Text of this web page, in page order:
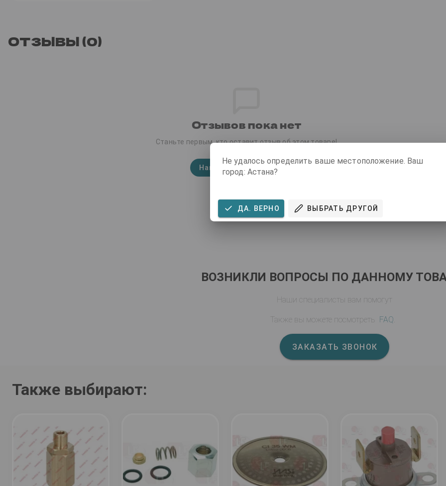
ОТЗЫВЫ (0)
Отзывов пока нет
Станьте первым, кто оставит отзыв об этом товаре!
Написать первый отзыв
ВОЗНИКЛИ ВОПРОСЫ ПО ДАННОМУ
Наши специалисты вам помогут
Также вы можете посмотреть FAQ.
ЗАКАЗАТЬ ЗВОНОК
Также выбирают:
Не удалось определить ваше местоположение. Ваш
город: Астана?
ДА. ВЕРНО ВЫБРАТЬ ДРУГОЙ